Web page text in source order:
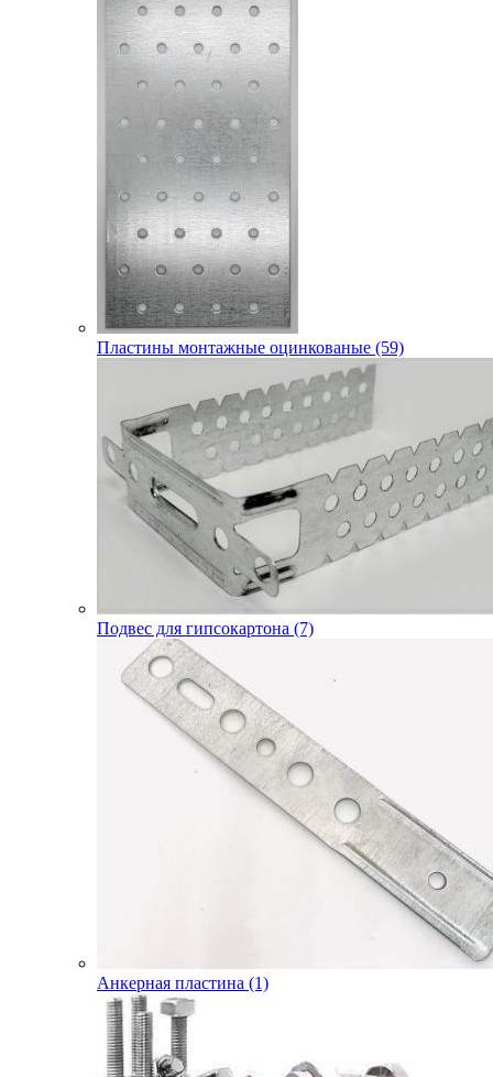
Пластины монтажные оцинкованые (59)
Подвес для гипсокартона (7)
Анкерная пластина (1)